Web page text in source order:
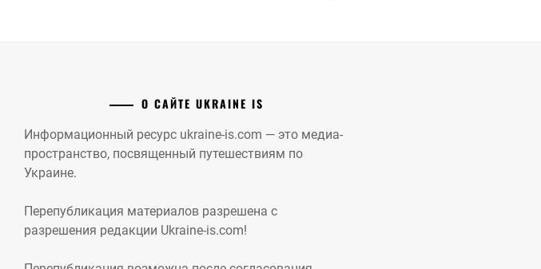
О САЙТЕ UKRAINE IS
Информационный ресурс ukraine-is.com — это медиа-
пространство, посвященный путешествиям по
Украине.
Перепубликация материалов разрешена с
разрешения редакции Ukraine-is.com!